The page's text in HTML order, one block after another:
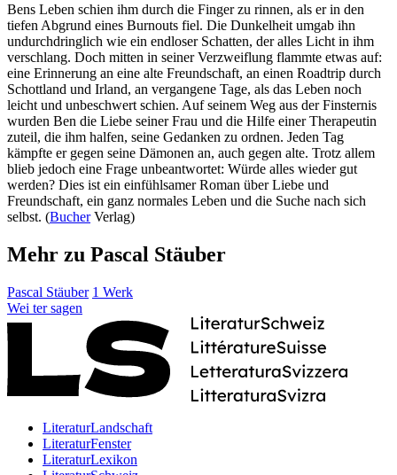
Bens Leben schien ihm durch die Finger zu rinnen, als er in den
tiefen Abgrund eines Burnouts fiel. Die Dunkelheit umgab ihn
undurchdringlich wie ein endloser Schatten, der alles Licht in ihm
verschlang. Doch mitten in seiner Verzweiflung flammte etwas auf:
eine Erinnerung an eine alte Freundschaft, an einen Roadtrip durch
Schottland und Irland, an vergangene Tage, als das Leben noch
leicht und unbeschwert schien. Auf seinem Weg aus der Finsternis
wurden Ben die Liebe seiner Frau und die Hilfe einer Therapeutin
zuteil, die ihm halfen, seine Gedanken zu ordnen. Jeden Tag
kämpfte er gegen seine Dämonen an, auch gegen alte. Trotz allem
blieb jedoch eine Frage unbeantwortet: Würde alles wieder gut
werden? Dies ist ein einfühlsamer Roman über Liebe und
Freundschaft, ein ganz normales Leben und die Suche nach sich
selbst. (BucherVerlag)
Mehr zu Pascal Stäuber
Pascal Stäuber 1 Werk
Wei ter sagen
LiteraturLandschaft
LiteraturFenster
LiteraturLexikon